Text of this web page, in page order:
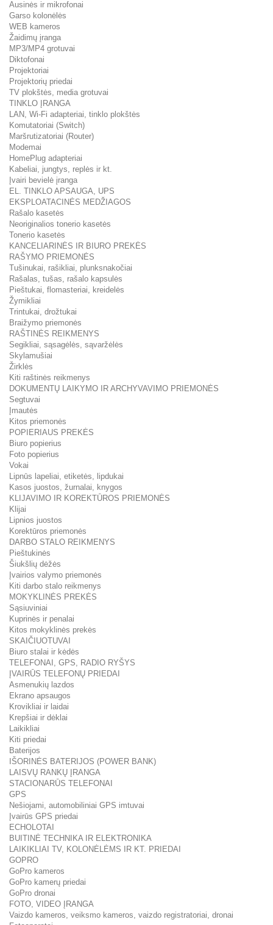
Ausinės ir mikrofonai
Garso kolonėlės
WEB kameros
Žaidimų įranga
MP3/MP4 grotuvai
Diktofonai
Projektoriai
Projektorių priedai
TV plokštės, media grotuvai
TINKLO ĮRANGA
LAN, Wi-Fi adapteriai, tinklo plokštės
Komutatoriai (Switch)
Maršrutizatoriai (Router)
Modemai
HomePlug adapteriai
Kabeliai, jungtys, replės ir kt.
Įvairi bevielė įranga
EL. TINKLO APSAUGA, UPS
EKSPLOATACINĖS MEDŽIAGOS
Rašalo kasetės
Neoriginalios tonerio kasetės
Tonerio kasetės
KANCELIARINĖS IR BIURO PREKĖS
RAŠYMO PRIEMONĖS
Tušinukai, rašikliai, plunksnakočiai
Rašalas, tušas, rašalo kapsulės
Pieštukai, flomasteriai, kreidelės
Žymikliai
Trintukai, drožtukai
Braižymo priemonės
RAŠTINĖS REIKMENYS
Segikliai, sąsagėlės, sąvaržėlės
Skylamušiai
Žirklės
Kiti raštinės reikmenys
DOKUMENTŲ LAIKYMO IR ARCHYVAVIMO PRIEMONĖS
Segtuvai
Įmautės
Kitos priemonės
POPIERIAUS PREKĖS
Biuro popierius
Foto popierius
Vokai
Lipnūs lapeliai, etiketės, lipdukai
Kasos juostos, žurnalai, knygos
KLIJAVIMO IR KOREKTŪROS PRIEMONĖS
Klijai
Lipnios juostos
Korektūros priemonės
DARBO STALO REIKMENYS
Pieštukinės
Šiukšlių dėžės
Įvairios valymo priemonės
Kiti darbo stalo reikmenys
MOKYKLINĖS PREKĖS
Sąsiuviniai
Kuprinės ir penalai
Kitos mokyklinės prekės
SKAIČIUOTUVAI
Biuro stalai ir kėdės
TELEFONAI, GPS, RADIO RYŠYS
ĮVAIRŪS TELEFONŲ PRIEDAI
Asmenukių lazdos
Ekrano apsaugos
Krovikliai ir laidai
Krepšiai ir dėklai
Laikikliai
Kiti priedai
Baterijos
IŠORINĖS BATERIJOS (POWER BANK)
LAISVŲ RANKŲ ĮRANGA
STACIONARŪS TELEFONAI
GPS
Nešiojami, automobiliniai GPS imtuvai
Įvairūs GPS priedai
ECHOLOTAI
BUITINĖ TECHNIKA IR ELEKTRONIKA
LAIKIKLIAI TV, KOLONĖLĖMS IR KT. PRIEDAI
GOPRO
GoPro kameros
GoPro kamerų priedai
GoPro dronai
FOTO, VIDEO ĮRANGA
Vaizdo kameros, veiksmo kameros, vaizdo registratoriai, dronai